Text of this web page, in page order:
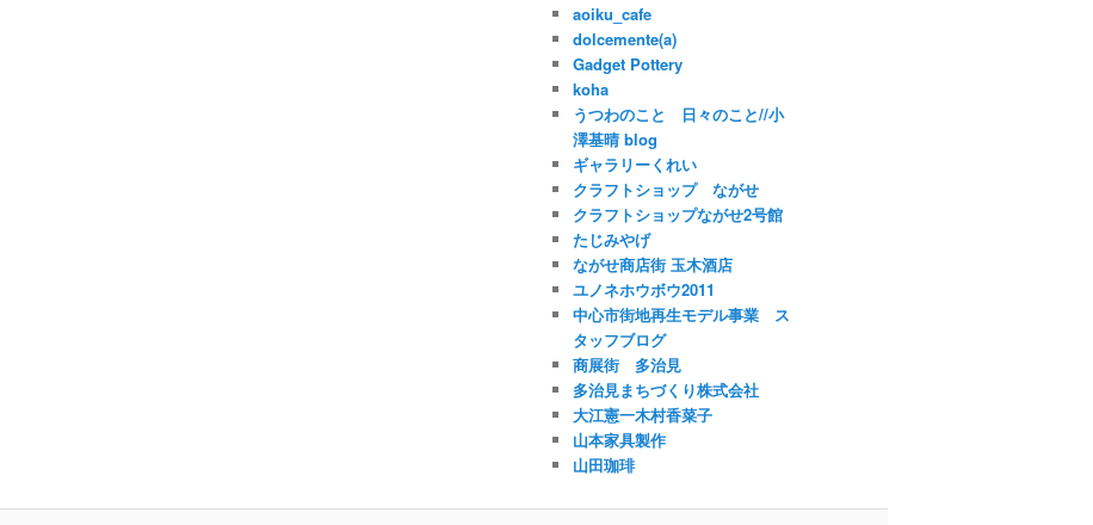
aoiku_cafe
dolcemente(a)
Gadget Pottery
koha
うつわのこと 日々のこと//小
澤基晴 blog
ギャラリーくれい
クラフトショップ ながせ
クラフトショップながせ2号館
たじみやげ
ながせ商店街 玉木酒店
ユノネホウボウ2011
中心市街地再生モデル事業 ス
タッフブログ
商展街 多治見
多治見まちづくり株式会社
大江憲一木村香菜子
山本家具製作
山田珈琲